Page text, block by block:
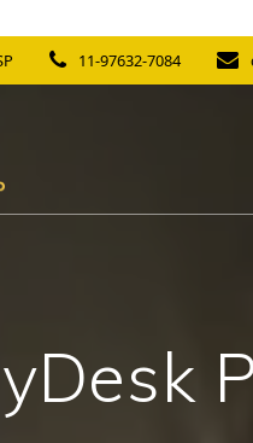
11-97632-7084